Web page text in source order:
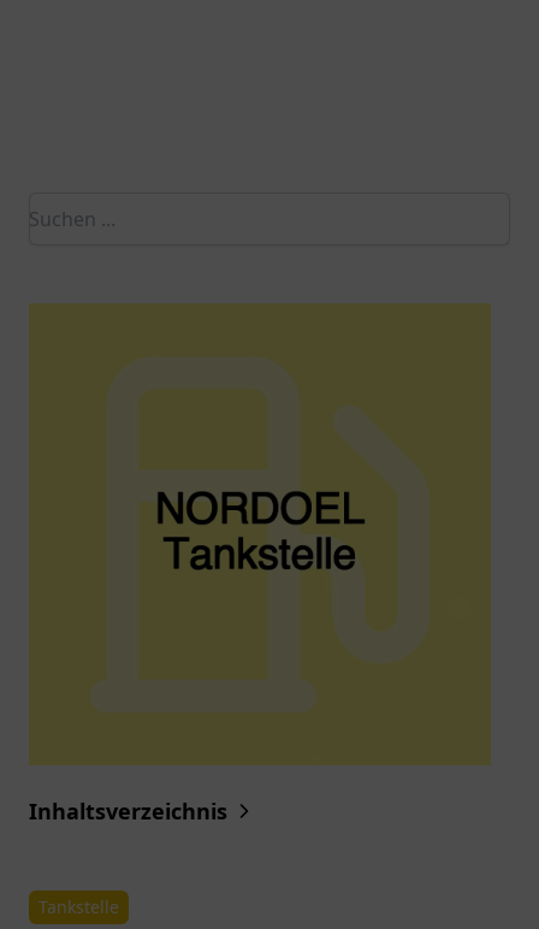
Inhaltsverzeichnis
Tankstelle